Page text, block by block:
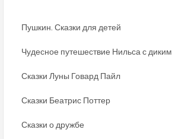
Пушкин. Сказки для детей
Чудесное путешествие Нильса с
Сказки Луны Говард Пайл
Сказки Беатрис Поттер
Сказки о дружбе